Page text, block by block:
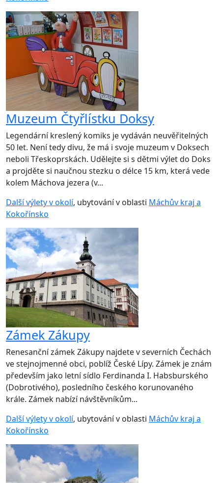
Muzeum Čtyřlístku Doksy
Legendární kreslený komiks je vydáván neuvěřitelných
50 let. Není tedy divu, že má i svoje muzeum v Doksech
neboli Třeskoprskách. Udělejte si s dětmi výlet do Doks
a projděte si naučnou stezku o délce 15 km, která vede
kolem Máchova jezera (v...
Další výlety v okolí, ubytování v oblasti Máchův kraj a
Kokořínsko
Zámek Zákupy
Renesanční zámek Zákupy najdete v severních Čechách
ve stejnojmenné obci, poblíž České Lípy. Zámek je znám
především jako letní sídlo Ferdinanda I. Habsburského
(Dobrotivého), posledního českého korunovaného
krále. Zámek nabízí návštěvníkům...
Další výlety v okolí, ubytování v oblasti Máchův kraj a
Kokořínsko